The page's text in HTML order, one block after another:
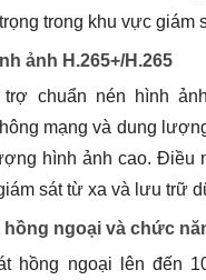
trong khu vực giám
ảnh H.265+/H.265
chuẩn nén hình
mạng và dung
hình ảnh cao. Điều
sát từ xa và lưu trữ
hồng ngoại và chức
hồng ngoại lên đến